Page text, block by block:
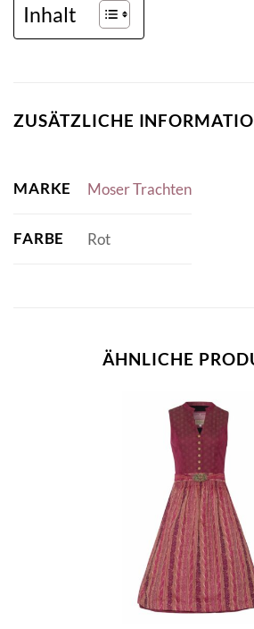
Inhalt
ZUSÄTZLICHE
MARKE Moser Trachten
FARBE Rot
ÄHNLICHE